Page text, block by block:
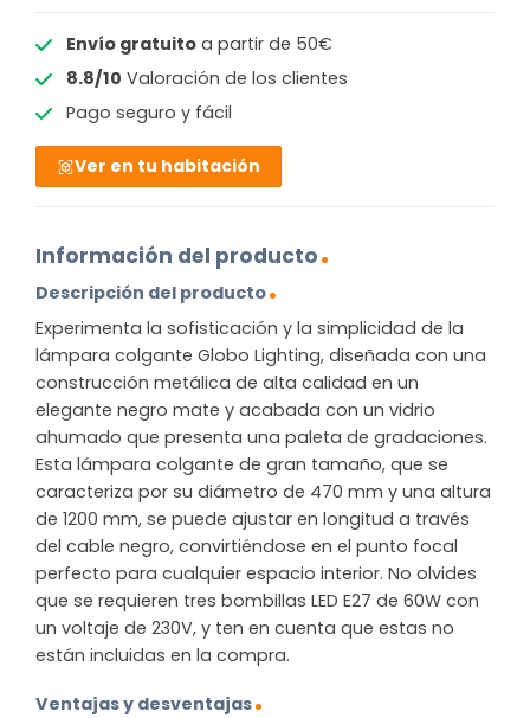
Envío gratuitoa partir de 50€
8.8/10 Valoración de los clientes
Pago seguro y fácil
Ver en tu habitación
Información del producto
Descripción del producto
Experimenta la sofisticación y la simplicidad de la
lámpara colgante Globo Lighting, diseñada con una
construcción metálica de alta calidad en un
elegante negro mate y acabada con un vidrio
ahumado que presenta una paleta de gradaciones.
Esta lámpara colgante de gran tamaño, que se
caracteriza por su diámetro de 470 mm y una altura
de 1200 mm, se puede ajustar en longitud a través
del cable negro, convirtiéndose en el punto focal
perfecto para cualquier espacio interior. No olvides
que se requieren tres bombillas LED E27 de 60W con
un voltaje de 230V, y ten en cuenta que estas no
están incluidas en la compra.
Ventajas y desventajas